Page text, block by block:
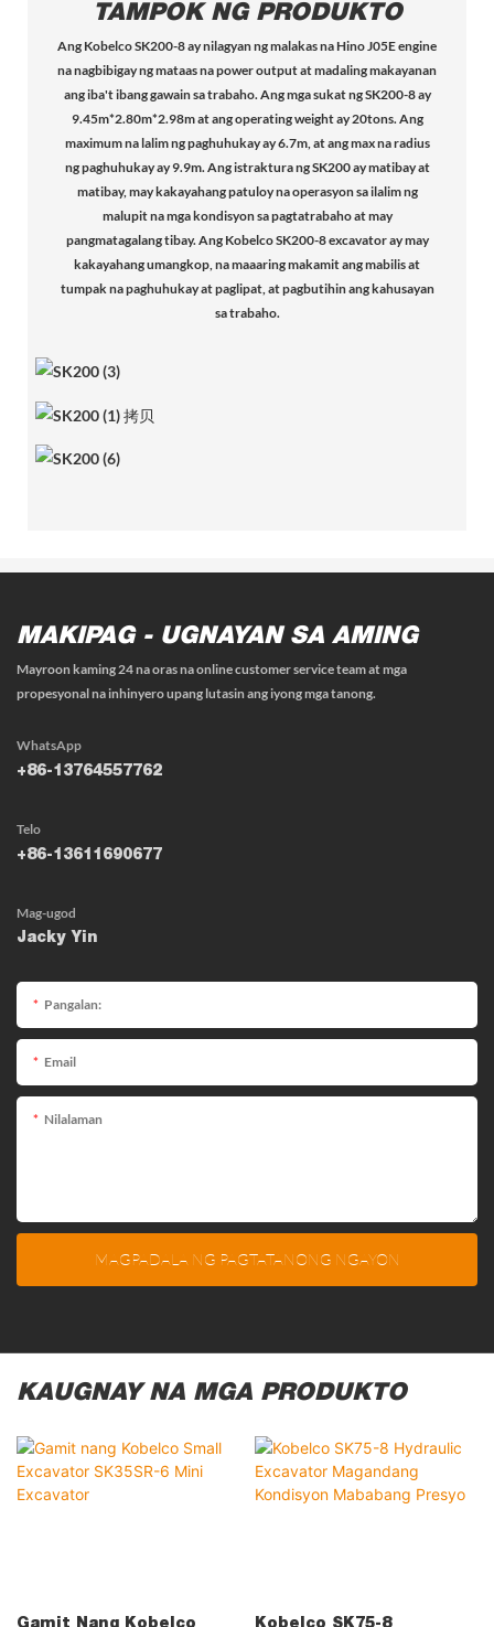
TAMPOK NG PRODUKTO
Ang Kobelco SK200-8 ay nilagyan ng malakas na Hino J05E engine
na nagbibigay ng mataas na power output at madaling makayanan
ang iba't ibang gawain sa trabaho. Ang mga sukat ng SK200-8 ay
9.45m*2.80m*2.98m at ang operating weight ay 20tons. Ang
maximum na lalim ng paghuhukay ay 6.7m, at ang max na radius
ng paghuhukay ay 9.9m. Ang istraktura ng SK200 ay matibay at
matibay, may kakayahang patuloy na operasyon sa ilalim ng
malupit na mga kondisyon sa pagtatrabaho at may
pangmatagalang tibay. Ang Kobelco SK200-8 excavator ay may
kakayahang umangkop, na maaaring makamit ang mabilis at
tumpak na paghuhukay at paglipat, at pagbutihin ang kahusayan
sa trabaho.
MAKIPAG - UGNAYAN SA AMING
Mayroon kaming 24 na oras na online customer service team at mga
propesyonal na inhinyero upang lutasin ang iyong mga tanong.
WhatsApp
+86-13764557762
Telo
+86-13611690677
Mag-ugod
Jacky Yin
Pangalan:
Email
Nilalaman
MAGPADALA NG PAGTATANONG NGAYON
KAUGNAY NA MGA PRODUKTO